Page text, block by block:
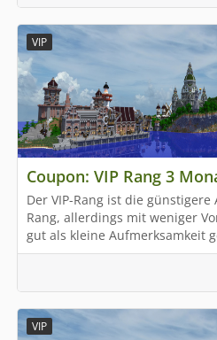
VIP
Coupon: VIP Rang 3
Der VIP-Rang ist die
Rang, allerdings mit weniger
gut als kleine Aufmerksamkeit
VIP